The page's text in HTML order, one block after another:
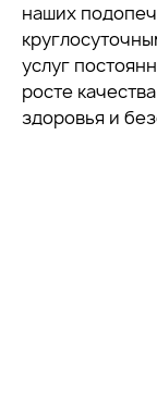
наших
услуг
росте
здоровья и